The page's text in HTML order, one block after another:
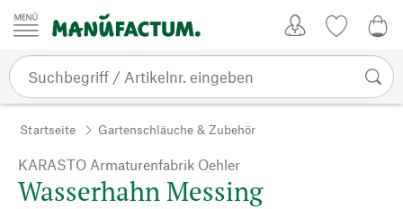
Zum Inhalt springen
Startseite Gartenschläuche & Zubehör
KARASTO Armaturenfabrik Oehler
Wasserhahn Messing